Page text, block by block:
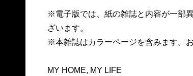
※電子版では、紙の雑誌と内容が一部
ざいます。
※本雑誌はカラーページを含みます。
MY HOME, MY LIFE